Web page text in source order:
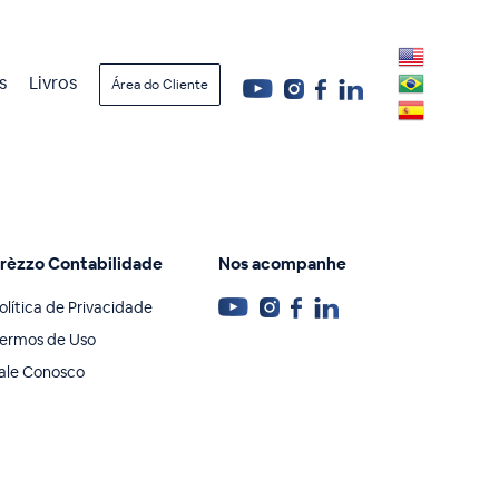
Livros Área do Cliente
Contabilidade
de Privacidade
de Uso
Conosco
Nos acompanhe